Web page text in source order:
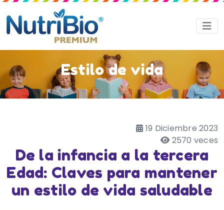
Estilo de vida
19 Diciembre 2023
2570 veces
De la infancia a la tercera
Edad: Claves para mantener
un estilo de vida saludable